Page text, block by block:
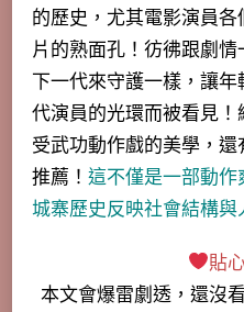
的歷史 ，尤其電影演員
片的熟面孔！彷彿跟劇
下一代來守護一樣，讓
代演員的光環而被看見
受武功動作戲的美學，
推薦！ 這不僅是一部動
城寨歷史反映社會結構與
貼
本文會爆雷劇透 ，還沒